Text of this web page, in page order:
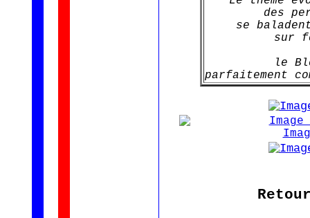
des
se
sur
le
parfaitement